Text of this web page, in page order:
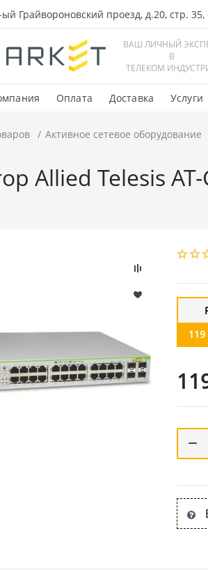
Грайвороновский проезд, д.20, стр.
ВАШ ЛИЧНЫЙ
В
ТЕЛЕКОМ
Оплата Доставка Услуги
Активное сетевое оборудование
Allied Telesis AT-
119